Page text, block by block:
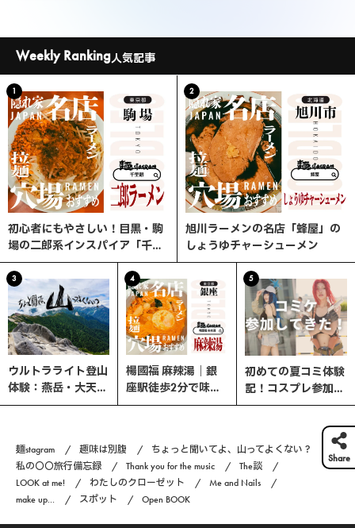
Weekly Ranking人気記事
1
初心者にもやさしい！目黒・駒
場の二郎系インスパイア「千里
眼」へ行ってみた
2
旭川ラーメンの名店「蜂屋」の
しょうゆチャーシューメン
3
ウルトラライト登山
体験：燕岳・大天井
岳・常念岳を縦走す
4
楊國福 麻辣湯｜銀
座駅徒歩2分で味わ
う、選べる楽しさ×
5
初めての夏コミ体験
記！コスプレ参加の
流れと熱中症対策ま
麺stagram 趣味は別腹
ちょっと聞いてよ、山ってよくない？
私の〇〇旅行備忘録
Thank you for the music
The談
LOOK at me!
わたしのクローゼット
Me and Nails
make up...
スポット Open BOOK
Share